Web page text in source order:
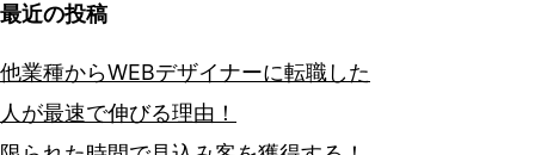
最近の投稿
他業種からWEBデザイナーに転職した
人が最速で伸びる理由！